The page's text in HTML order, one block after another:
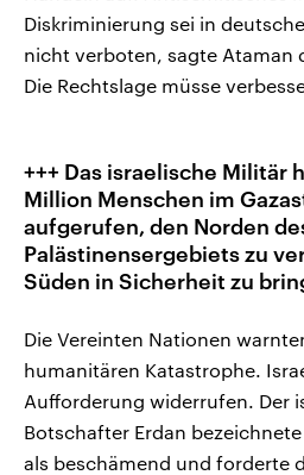
Diskriminierung sei in
nicht verboten, sagte Ataman
Die Rechtslage müsse
+++ Das israelische Militär
Million Menschen im
aufgerufen, den Norden
Palästinensergebiets zu
Süden in Sicherheit zu
Die Vereinten Nationen
humanitären Katastrophe.
Aufforderung widerrufen. Der
Botschafter Erdan
als beschämend und forderte